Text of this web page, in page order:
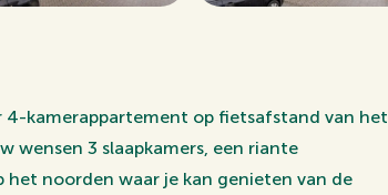
4-kamerappartement op fietsafstand van het
wensen 3 slaapkamers, een riante
noorden waar je kan genieten van de